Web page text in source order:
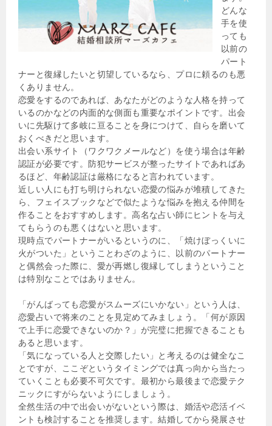
どんな
手を使
っても
以前の
パート
ナーと復縁したいと切望しているなら、プロに頼るのも悪
くありません。
恋愛をするのであれば、あなたがどのような人格を持って
いるのかなどの内面的な側面も重要なポイントです。出会
いに先駆けて多岐に亘ることを身につけて、自らを磨いて
おくべきだと思います。
出会い系サイト（ワクワクメールなど）を使う場合は年齢
認証が必要です。防犯サービスが整ったサイトであればあ
るほど、年齢認証は厳格になると言われています。
近しい人にも打ち明けられない恋愛の悩みが堆積してきた
ら、フェイスブックなどで似たような悩みを抱える仲間を
作ることをおすすめします。高名な占い師にヒントを与え
てもらうのも悪くはないと思います。
現時点でパートナーがいるというのに、「焼けぼっくいに
火がついた」ということわざのように、以前のパートナー
と偶然会った際に、愛が再燃し復縁してしまうということ
は特別なことではありません。
「がんばっても恋愛がスムーズにいかない」という人は、
恋愛占いで将来のことを見定めてみましょう。「何が原因
で上手に恋愛できないのか？」が完璧に把握できることも
あると思います。
「気になっている人と交際したい」と考えるのは健全なこ
とですが、ここぞというタイミングでは真っ向から当たっ
ていくことも必要不可欠です。最初から最後まで恋愛テク
ニックにすがらないようにしましょう。
全然生活の中で出会いがないという際は、婚活や恋活イベ
ントも検討することを推奨します。結婚してから発展させ